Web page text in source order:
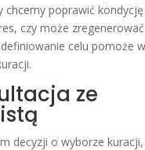
chcemy poprawić
czy może
celu pomoże
ze
decyzji o wyborze